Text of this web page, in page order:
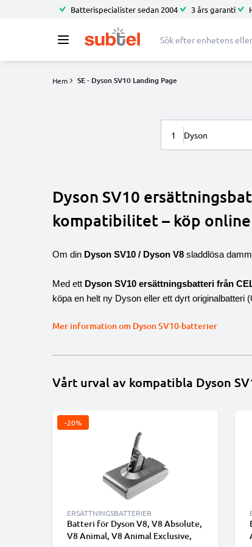
Batterispecialister sedan 2004 3 års garanti
Hem SE - Dyson SV10 Landing Page
1 Dyson
Dyson SV10
kompatibilitet – köp
Om din Dyson SV10 / Dyson V8 sladdlösa
Med ett Dyson SV10 ersättningsbatteri från
köpa en helt ny Dyson eller ett dyrt originalbatteri
Mer information om Dyson SV10-batterier
Vårt urval av kompatibla Dyson
-20%
ERSÄTTNINGSBATTERIER
Batteri för Dyson V8, V8 Absolute,
V8 Animal, V8 Animal Exclusive,